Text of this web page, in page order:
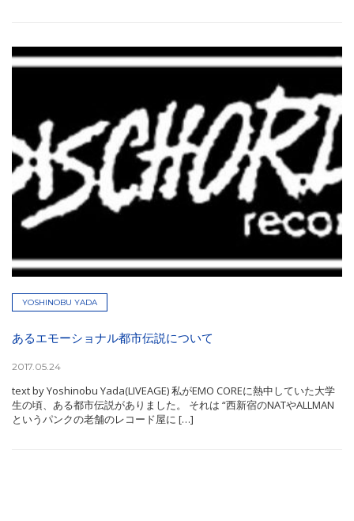
YOSHINOBU YADA
あるエモーショナル都市伝説について
2017.05.24
text by Yoshinobu Yada(LIVEAGE) 私がEMO COREに熱中していた大学
生の頃、ある都市伝説がありました。 それは “西新宿のNATやALLMAN
というパンクの老舗のレコード屋に […]